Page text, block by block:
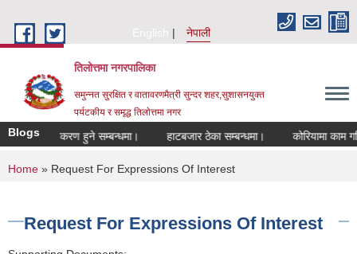
English
नेपाली
तिलोत्तमा नगरपालिका
समुन्नत सुरक्षित र वातावरणमैत्री सुन्दर शहर,सुशासनयुक्त
पर्यटकीय र समृद्ध तिलाेत्तमा नगर
Blogsसूचीकरण हुने सम्बन्धमा। हाटबजार ठेका सम्बन्धमा। कोरियामा काम गरि
You are here
Home » Request For Expressions Of Interest
Request For Expressions Of Interest